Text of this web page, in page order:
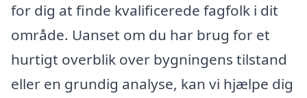
for dig at finde kvalificerede fagfolk i dit
område. Uanset om du har brug for et
hurtigt overblik over bygningens tilstand
eller en grundig analyse, kan vi hjælpe dig